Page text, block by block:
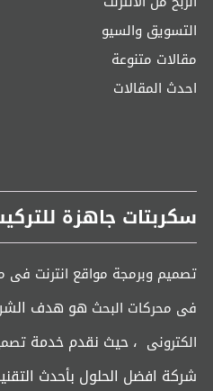
التسويق والسيو
مقالات متنوعة
احدث المقالات
سكربتات جاهزة
تصميم وبرمجة مواقع انترنت فى
فى محركات البحث هو هدف
الكترونى ، حيث نقدم خدمة
شركة افضل الحلول بأحدث